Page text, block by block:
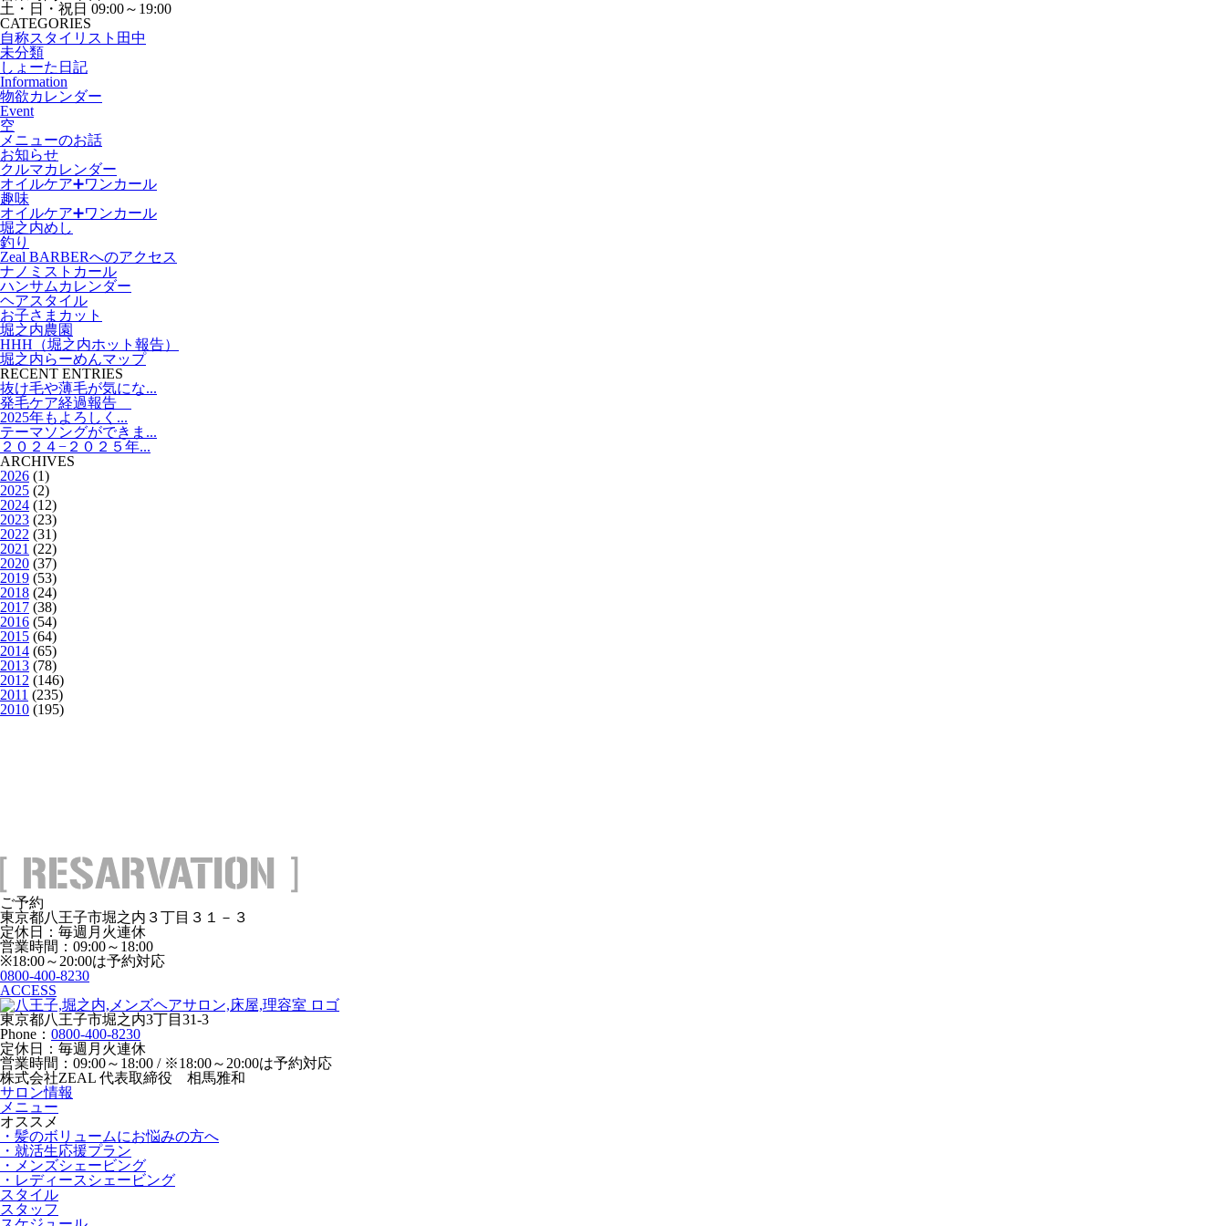
土・日・祝日 09:00～19:00
CATEGORIES
自称スタイリスト田中
未分類
しょーた日記
Information
物欲カレンダー
Event
空
メニューのお話
お知らせ
クルマカレンダー
オイルケア➕ワンカール
趣味
オイルケア➕ワンカール
堀之内めし
釣り
Zeal BARBERへのアクセス
ナノミストカール
ハンサムカレンダー
ヘアスタイル
お子さまカット
堀之内農園
HHH（堀之内ホット報告）
堀之内らーめんマップ
RECENT ENTRIES
抜け毛や薄毛が気にな...
発毛ケア経過報告
2025年もよろしく...
テーマソングができま...
２０２４−２０２５年...
ARCHIVES
2026 (1)
2025 (2)
2024 (12)
2023 (23)
2022 (31)
2021 (22)
2020 (37)
2019 (53)
2018 (24)
2017 (38)
2016 (54)
2015 (64)
2014 (65)
2013 (78)
2012 (146)
2011 (235)
2010 (195)
ご予約
東京都八王子市堀之内３丁目３１－３
定休日：毎週月火連休
営業時間：09:00～18:00
※18:00～20:00は予約対応
0800-400-8230
ACCESS
東京都八王子市堀之内3丁目31-3
Phone： 0800-400-8230
定休日：毎週月火連休
営業時間：09:00～18:00 / ※18:00～20:00は予約対応
株式会社ZEAL 代表取締役 相馬雅和
サロン情報
メニュー
オススメ
・髪のボリュームにお悩みの方へ
・就活生応援プラン
・メンズシェービング
・レディースシェービング
スタイル
スタッフ